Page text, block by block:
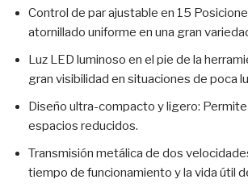
Control de par ajustable en 15
atornillado uniforme en una gran
Luz LED luminoso en el pie de la
gran visibilidad en situaciones de poca
Diseño ultra-compacto y ligero: Permite
espacios reducidos.
Transmisión metálica de dos
tiempo de funcionamiento y la vida útil